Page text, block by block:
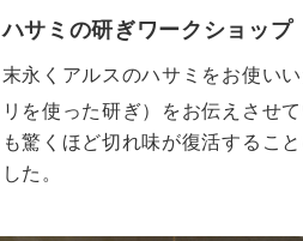
ハサミの研ぎワークショップ
末永くアルスのハサミをお使い
リを使った研ぎ）をお伝えさせて
も驚くほど切れ味が復活するこ
した。